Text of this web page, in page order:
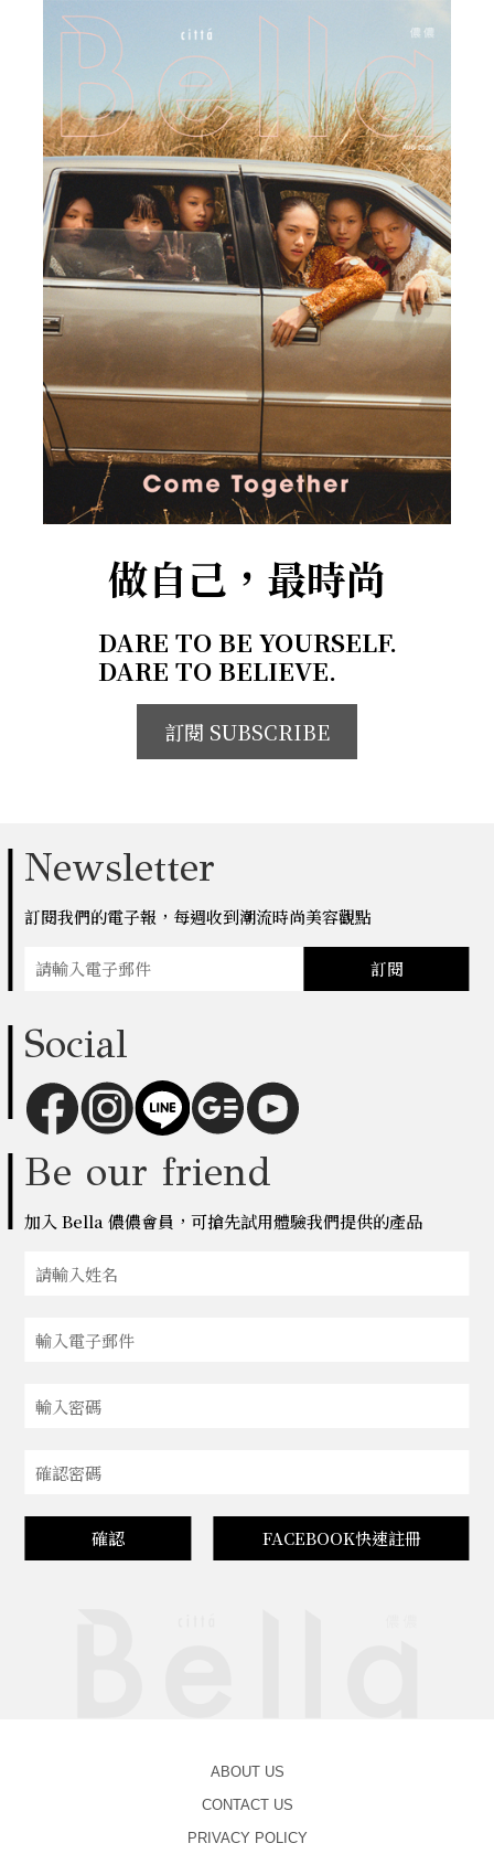
做自己，最時尚
DARE TO BE YOURSELF.
DARE TO BELIEVE.
訂閱 SUBSCRIBE
Newsletter
訂閱我們的電子報，每週收到潮流時尚美容觀點
訂閱
Social
Be our friend
加入 Bella 儂儂會員，可搶先試用體驗我們提供的產品
確認 FACEBOOK快速註冊
ABOUT US
CONTACT US
PRIVACY POLICY